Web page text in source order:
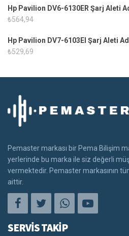
Hp Pavilion DV6-6130ER Şarj Aleti
₺564,94
Hp Pavilion DV7-6103EI Şarj Aleti
₺529,69
Pemaster markası bir Pema Bilişim
yerlerinde bu marka ile siz değerli
vermektedir. Pemaster markasının
aittir.
SERVİS TAKİP